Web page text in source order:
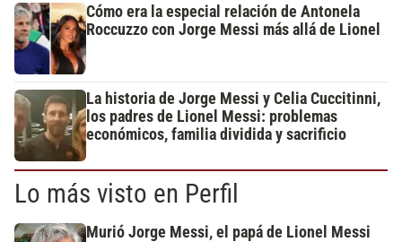
Cómo era la especial relación de Antonela
Roccuzzo con Jorge Messi más allá de Lionel
La historia de Jorge Messi y Celia Cuccitinni,
los padres de Lionel Messi: problemas
económicos, familia dividida y sacrificio
Lo más visto en Perfil
Murió Jorge Messi, el papá de Lionel Messi